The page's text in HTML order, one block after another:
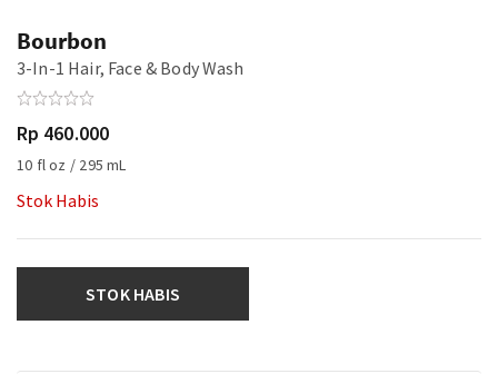
Bourbon
3-In-1 Hair, Face & Body Wash
Rp 460.000
10 fl oz / 295 mL
Stok Habis
STOK HABIS